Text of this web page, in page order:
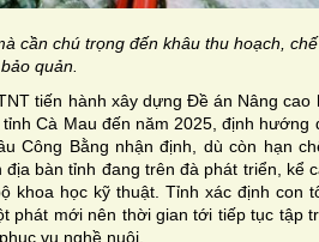
cần chú trọng đến khâu thu hoạch,
bảo quản.
tiến hành xây dựng Đề án Nâng cao
Cà Mau đến năm 2025, định hướng
Công Bằng nhận định, dù còn hạn
bàn tỉnh đang trên đà phát triển, kể
khoa học kỹ thuật. Tỉnh xác định con
phát mới nên thời gian tới tiếp tục tập
vụ nghề nuôi.